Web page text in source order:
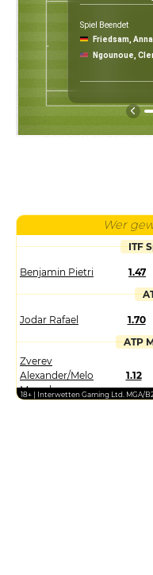
Spiel Beendet
Friedsam,
Ngounoue,
Wer
ITF
Benjamin Pietri 1.47
Jodar Rafael 1.70
ATP
Zverev
Alexander/Melo
Marcelo
1.12
18+ | Interwetten Gaming Ltd. MGA/